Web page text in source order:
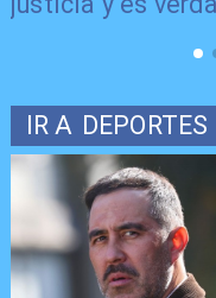
IR A DEPORTES